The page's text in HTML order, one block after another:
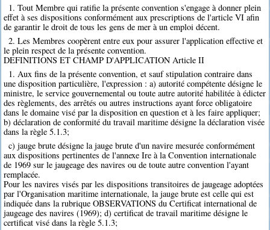
1. Tout Membre qui ratifie la présente convention s'engage à donner plein
effet à ses dispositions conformément aux prescriptions de l'article VI afin
de garantir le droit de tous les gens de mer à un emploi décent.
2. Les Membres coopèrent entre eux pour assurer l'application effective et
le plein respect de la présente convention.
DEFINITIONS ET CHAMP D'APPLICATION Article II
1. Aux fins de la présente convention, et sauf stipulation contraire dans
une disposition particulière, l'expression : a) autorité compétente désigne le
ministre, le service gouvernemental ou toute autre autorité habilitée à édicter
des règlements, des arrêtés ou autres instructions ayant force obligatoire
dans le domaine visé par la disposition en question et à les faire appliquer;
b) déclaration de conformité du travail maritime désigne la déclaration visée
dans la règle 5.1.3;
c) jauge brute désigne la jauge brute d'un navire mesurée conformément
aux dispositions pertinentes de l'annexe Ire à la Convention internationale
de 1969 sur le jaugeage des navires ou de toute autre convention l'ayant
remplacée.
Pour les navires visés par les dispositions transitoires de jaugeage adoptées
par l'Organisation maritime internationale, la jauge brute est celle qui est
indiquée dans la rubrique OBSERVATIONS du Certificat international de
jaugeage des navires (1969); d) certificat de travail maritime désigne le
certificat visé dans la règle 5.1.3;